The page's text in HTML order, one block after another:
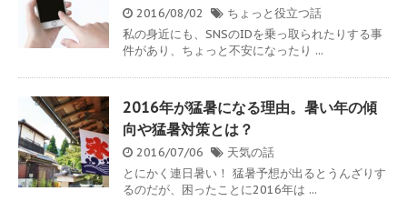
2016/08/02
ちょっと役立つ話
私の身近にも、SNSのIDを乗っ取られたりする事
件があり、ちょっと不安になったり ...
2016年が猛暑になる理由。暑い年の傾
向や猛暑対策とは？
2016/07/06
天気の話
とにかく連日暑い！ 猛暑予想が出るとうんざりす
るのだが、困ったことに2016年は ...